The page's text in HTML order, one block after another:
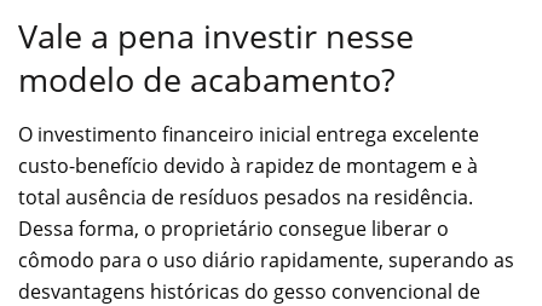
Vale a pena investir nesse
modelo de acabamento?
O investimento financeiro inicial entrega excelente
custo-benefício devido à rapidez de montagem e à
total ausência de resíduos pesados na residência.
Dessa forma, o proprietário consegue liberar o
cômodo para o uso diário rapidamente, superando as
desvantagens históricas do gesso convencional de